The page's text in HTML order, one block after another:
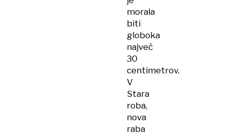
morala
biti
globoka
največ
30
centimetrov.
V
Stara
roba,
nova
raba